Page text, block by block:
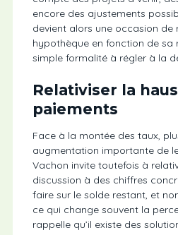
encore des ajustements
devient alors une occasion de
hypothèque en fonction de sa
simple formalité à régler à la
Relativiser la
paiements
Face à la montée des taux,
augmentation importante de
Vachon invite toutefois à
discussion à des chiffres
faire sur le solde restant, et
ce qui change souvent la
rappelle qu’il existe des